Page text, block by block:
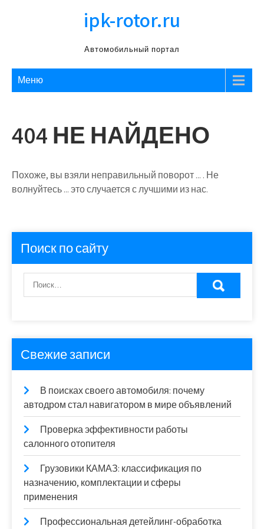
ipk-rotor.ru
Автомобильный портал
Меню
404 НЕ НАЙДЕНО
Похоже, вы взяли неправильный поворот ... . Не
волнуйтесь ... это случается с лучшими из нас.
Поиск по сайту
Свежие записи
В поисках своего автомобиля: почему
автодром стал навигатором в мире объявлений
Проверка эффективности работы
салонного отопителя
Грузовики КАМАЗ: классификация по
назначению, комплектации и сферы
применения
Профессиональная детейлинг-обработка